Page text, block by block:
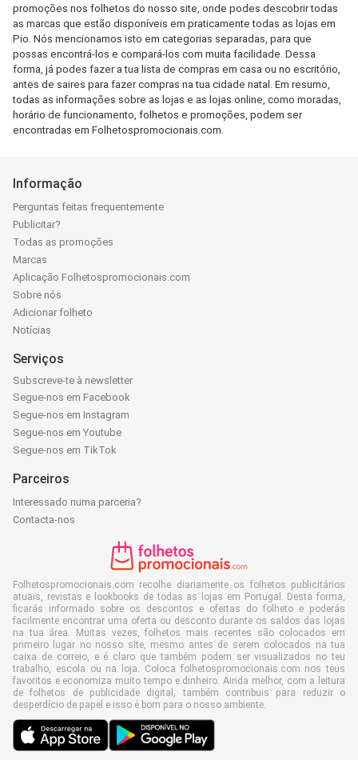
promoções nos folhetos do nosso site, onde podes descobrir todas
as marcas que estão disponíveis em praticamente todas as lojas em
Pio. Nós mencionamos isto em categorias separadas, para que
possas encontrá-los e compará-los com muita facilidade. Dessa
forma, já podes fazer a tua lista de compras em casa ou no escritório,
antes de saires para fazer compras na tua cidade natal. Em resumo,
todas as informações sobre as lojas e as lojas online, como moradas,
horário de funcionamento, folhetos e promoções, podem ser
encontradas em Folhetospromocionais.com.
Informação
Perguntas feitas frequentemente
Publicitar?
Todas as promoções
Marcas
Aplicação Folhetospromocionais.com
Sobre nós
Adicionar folheto
Notícias
Serviços
Subscreve-te à newsletter
Segue-nos em Facebook
Segue-nos em Instagram
Segue-nos em Youtube
Segue-nos em TikTok
Parceiros
Interessado numa parceria?
Contacta-nos
Folhetospromocionais.com recolhe diariamente os folhetos publicitários
atuais, revistas e lookbooks de todas as lojas em Portugal. Desta forma,
ficarás informado sobre os descontos e ofertas do folheto e poderás
facilmente encontrar uma oferta ou desconto durante os saldos das lojas
na tua área. Muitas vezes, folhetos mais recentes são colocados em
primeiro lugar no nosso site, mesmo antes de serem colocados na tua
caixa de correio, e é claro que também podem ser visualizados no teu
trabalho, escola ou na loja. Coloca folhetospromocionais.com nos teus
favoritos e economiza muito tempo e dinheiro. Ainda melhor, com a leitura
de folhetos de publicidade digital, também contribuis para reduzir o
desperdício de papel e isso é bom para o nosso ambiente.